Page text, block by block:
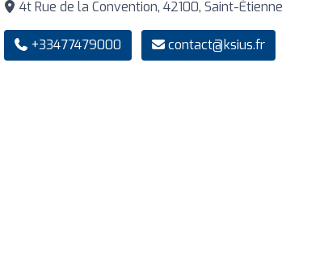
4t Rue de la Convention, 42100, Saint-Étienne
+33477479000 contact@ksius.fr